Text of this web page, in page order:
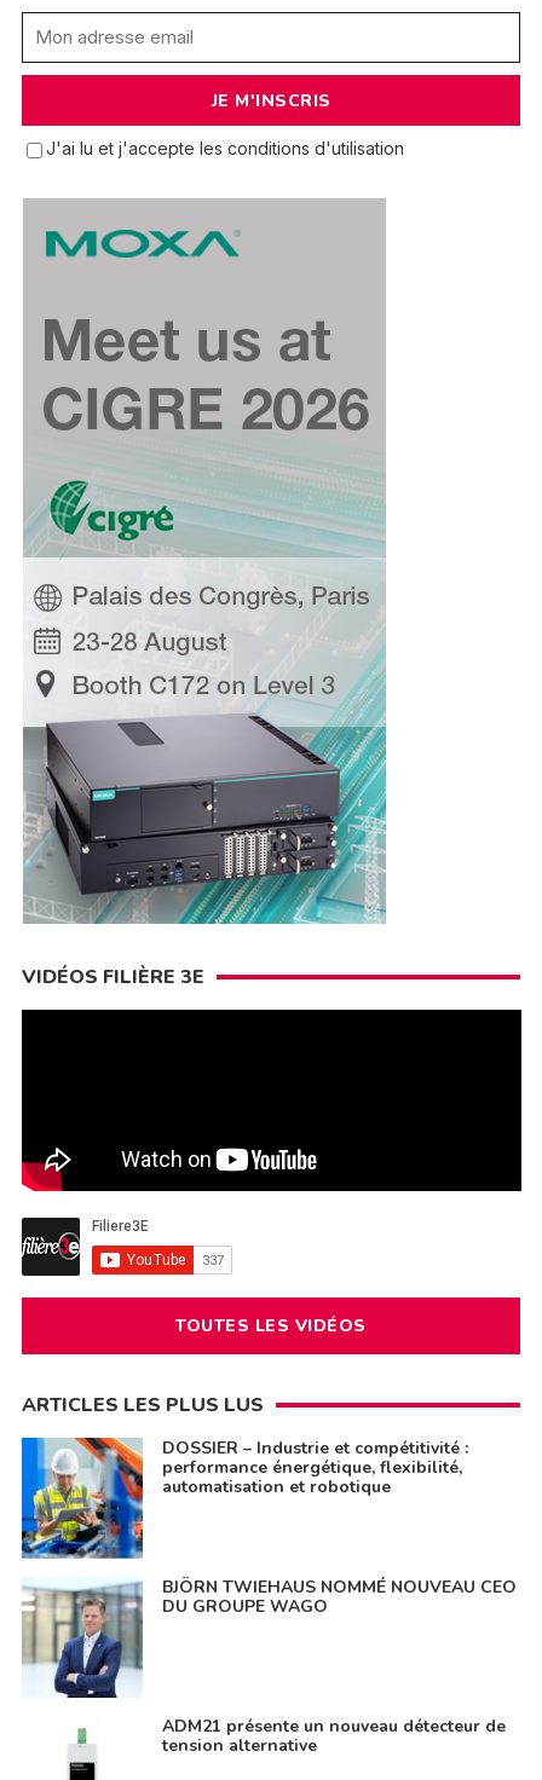
J'ai lu et j'accepte les conditions d'utilisation
VIDÉOS FILIÈRE 3E
TOUTES LES VIDÉOS
ARTICLES LES PLUS LUS
DOSSIER – Industrie et compétitivité :
performance énergétique, flexibilité,
automatisation et robotique
BJÖRN TWIEHAUS NOMMÉ NOUVEAU CEO
DU GROUPE WAGO
ADM21 présente un nouveau détecteur de
tension alternative